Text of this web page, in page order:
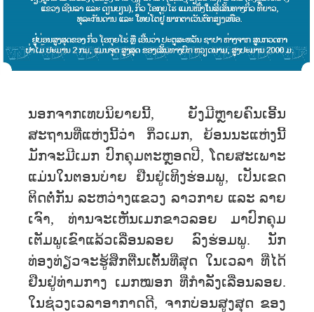
ນອກຈາກເທບນິຍາຍນີ້, ຍັງມີຫຼາຍຄົນເອີ້ນ
ສະຖານທີ່ແຫ່ງນີ້ວ່າ ກິ່ວເມກ, ຍ້ອນນະແຫ່ງນີ້
ມັກຈະມີເມກ ປົກຄຸມຕະຫຼອດປີ, ໂດຍສະເພາະ
ແມ່ນໃນຕອນບ່າຍ ຢືນຢູ່ເທິງຮ່ອມພູ, ເປັນເຂດ
ຕິດຕໍ່ກັນ ລະຫວ່າງແຂວງ ລາວກາຍ ແລະ ລາຍ
ເຈົາ, ທ່ານຈະ​ເຫັນ​ເມກ​ຂາວລອຍ ມາ​ປົກ​ຄຸມ
ເຕັມ​ພູ​ເຂົາ​ແລ້ວ​ເລື່ອນລອຍ ​ລົງ​​ຮ່ອມ​ພູ. ນັກ
ທ່ອງທ່ຽວຈະ​ຮູ້​ສຶກ​ຕື່ນ​ເຕັ້ນ​ທີ່​ສຸດ ​ໃນ​ເວ​ລາ ​ທີ່ໄດ້​
ຢືນຢູ່ທ່າມກາງ ເມກໝອກ ທ່ີກຳລັງເລື່ອນລອຍ.
ໃນ​ຊ່ວງເວລາອາກາດດີ, ຈາກ​ບ່ອນສູງສຸດ ຂອງ